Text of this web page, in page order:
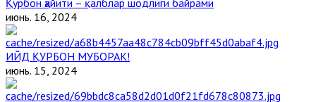
Қурбон ҳайити – қалблар шодлиги байрами
июнь. 16, 2024
ИЙД ҚУРБОН МУБОРАК!
июнь. 15, 2024